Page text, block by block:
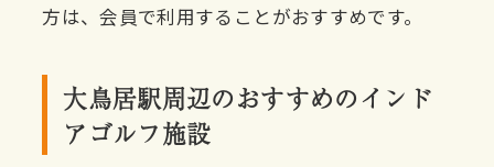
方は、会員で利用することがおすすめです。
大鳥居駅周辺のおすすめのインド
アゴルフ施設